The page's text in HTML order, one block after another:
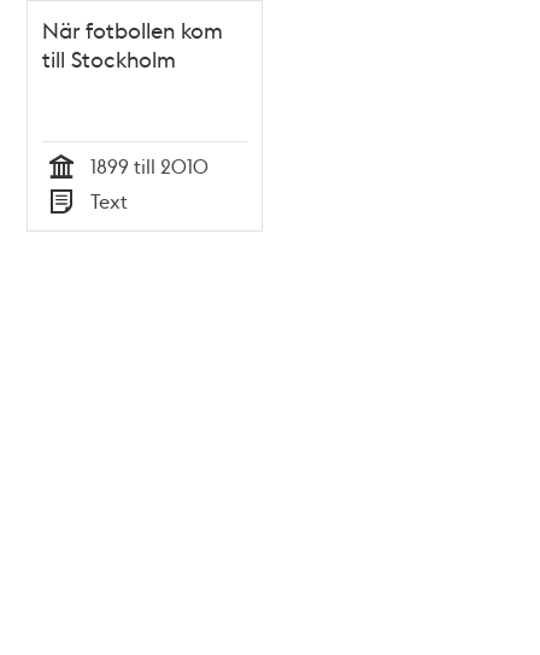
När fotbollen kom
till Stockholm
Tid
1899 till 2010
Typ
Text